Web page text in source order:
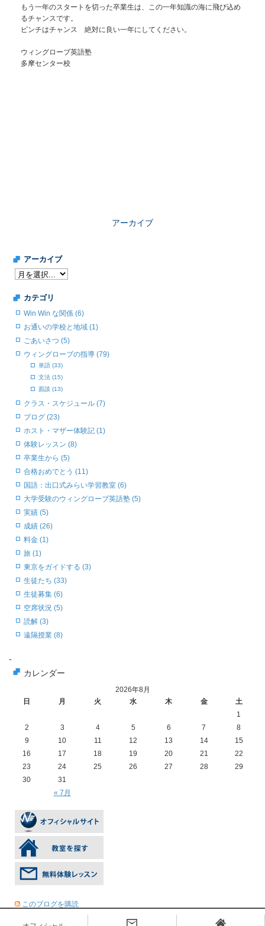
もう一年のスタートを切った卒業生は、この一年知識の海に飛び込め
るチャンスです。
ピンチはチャンス 絶対に良い一年にしてください。
ウィングローブ英語塾
多摩センター校
アーカイブ
アーカイブ
カテゴリ
Win Win な関係 (6)
お通いの学校と地域 (1)
ごあいさつ (5)
ウィングローブの指導 (79)
単語 (33)
文法 (15)
面談 (13)
クラス・スケジュール (7)
ブログ (23)
ホスト・マザー体験記 (1)
体験レッスン (8)
卒業生から (5)
合格おめでとう (11)
国語：出口式みらい学習教室 (6)
大学受験のウィングローブ英語塾 (5)
実績 (5)
成績 (26)
料金 (1)
旅 (1)
東京をガイドする (3)
生徒たち (33)
生徒募集 (6)
空席状況 (5)
読解 (3)
遠隔授業 (8)
-
カレンダー
2026年8月
日
月 火 水 木 金 土
« 7月
1
2
3 4 5 6 7
8
9
10 11 12 13 14
15
16
17 18 19 20 21
22
23
24 25 26 27 28
29
30
31
このブログを購読